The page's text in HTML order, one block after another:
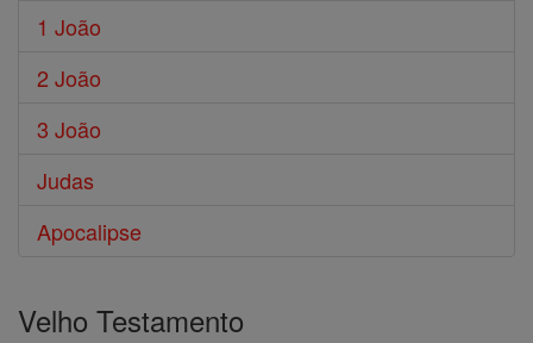
1 João
2 João
3 João
Judas
Apocalipse
Velho Testamento